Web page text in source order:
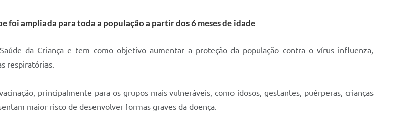
foi ampliada para toda a população a partir dos 6 meses de idade
da Criança e tem como objetivo aumentar a proteção da população contra o vírus influenza,
respiratórias.
principalmente para os grupos mais vulneráveis, como idosos, gestantes, puérperas, crianças
maior risco de desenvolver formas graves da doença.